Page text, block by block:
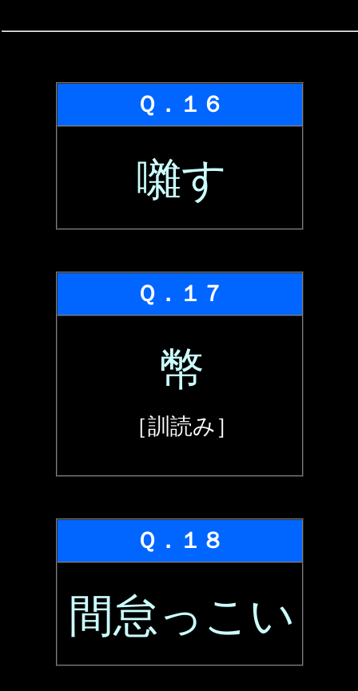
Ｑ．１６
囃す
Ｑ．１７
幣
［訓読み］
Ｑ．１８
間怠っこい